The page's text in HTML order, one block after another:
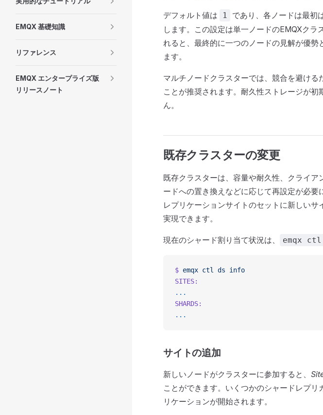
EMQX 基礎知識
リファレンス
EMQX エンタープライズ版
リリースノート
デフォルト値は 1
であり、各ノードは最初
します。この設定は単一ノードのEMQXク
れると、最終的に一つのノードの見解が優
ます。
マルチノードクラスターでは、競合を避け
ことが推奨されます。耐久性ストレージが
ん。
既存クラスターの変更
既存クラスターは、容量や耐久性、クライ
ードへの置き換えなどに応じて再設定が必
レプリケーションサイトのセットに新しい
実現できます。
現在のシャード割り当て状況は、 emqx ctl
$ emqx ctl ds info
SITES:
...
SHARDS:
...
サイトの追加
新しいノードがクラスターに参加すると、
ことができます。いくつかのシャードレプ
リケーションが開始されます。